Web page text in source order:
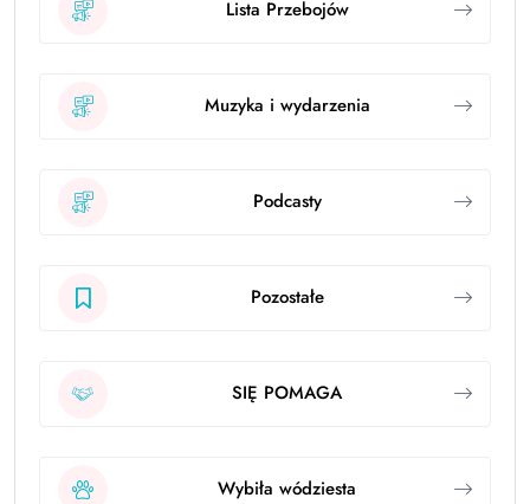
Lista Przebojów
Muzyka i wydarzenia
Podcasty
Pozostałe
SIĘ POMAGA
Wybiła wódziesta